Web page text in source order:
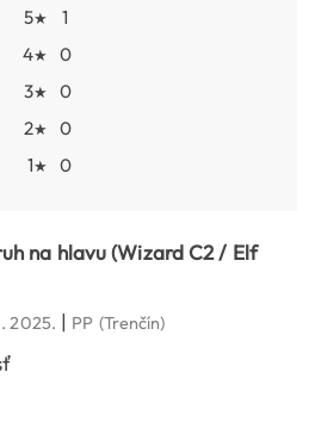
5★
1
4★
0
3★
0
2★
0
1★ 0
na hlavu (Wizard C2 / Elf
2025. | PP (Trenčín)